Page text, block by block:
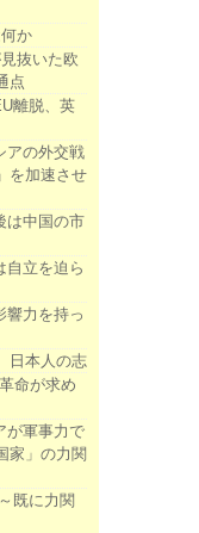
か
抜いた欧
点
離脱、英
アの外交戦
を加速させ
は中国の市
自立を迫ら
響力を持っ
日本人の志
命が求め
が軍事力で
家」の力関
既に力関